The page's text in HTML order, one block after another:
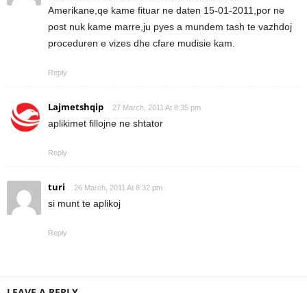
Amerikane,qe kame fituar ne daten 15-01-2011,por ne
post nuk kame marre,ju pyes a mundem tash te vazhdoj
proceduren e vizes dhe cfare mudisie kam.
Reply
Lajmetshqip 27 March, 2011 At 8:35 pm
aplikimet fillojne ne shtator
Reply
turi 26 March, 2011 At 8:32 pm
si munt te aplikoj
Reply